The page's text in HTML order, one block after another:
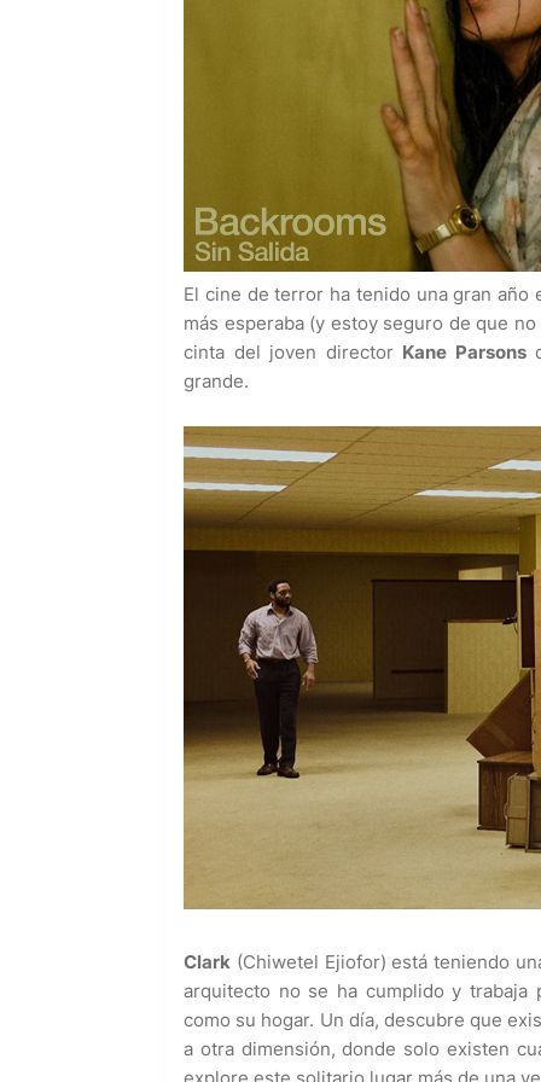
El cine de terror ha tenido una gran
más esperaba (y estoy seguro de que
cinta del joven director Kane Parsons
grande.
Clark (Chiwetel Ejiofor) está teniendo
arquitecto no se ha cumplido y trabaja
como su hogar. Un día, descubre que
a otra dimensión, donde solo existen